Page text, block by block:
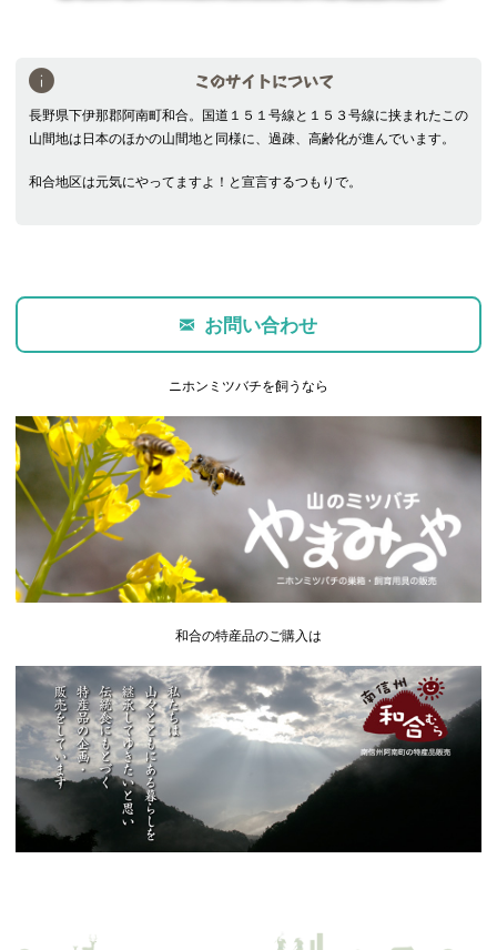
このサイトについて
長野県下伊那郡阿南町和合。国道１５１号線と１５３号線に挟まれたこの
山間地は日本のほかの山間地と同様に、過疎、高齢化が進んでいます。
和合地区は元気にやってますよ！と宣言するつもりで。
お問い合わせ
ニホンミツバチを飼うなら
和合の特産品のご購入は